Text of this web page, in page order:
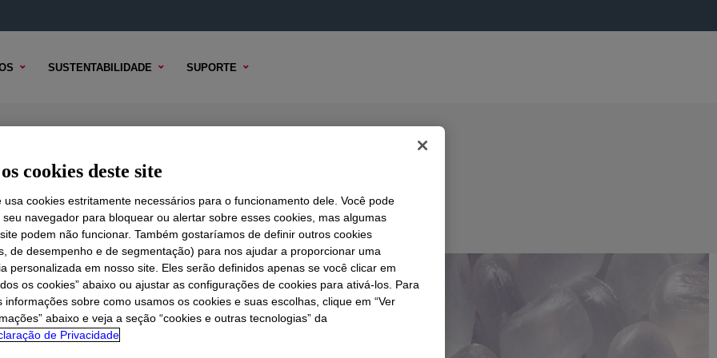
SUSTENTABILIDADE SUPORTE
Polyethylene Resin
TÉCNICO OPÇÕES DE AMOSTRA OPÇÕES DE COMPRA
cookies deste site
usa cookies estritamente necessários para o funcionamento dele. Você pode
navegador para bloquear ou alertar sobre esses cookies, mas algumas
podem não funcionar. Também gostaríamos de definir outros cookies
de desempenho e de segmentação) para nos ajudar a proporcionar uma
personalizada em nosso site. Eles serão definidos apenas se você clicar em
os cookies” abaixo ou ajustar as configurações de cookies para ativá-los. Para
informações sobre como usamos os cookies e suas escolhas, clique em “Ver
abaixo e veja a seção “cookies e outras tecnologias” da
de Privacidade